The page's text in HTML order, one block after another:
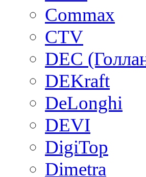
Commax
CTV
DEC
DEKraft
DeLonghi
DEVI
DigiTop
Dimetra